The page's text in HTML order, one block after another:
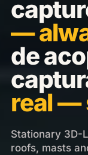
—
de
real —
Stationary 3D-
roofs, masts